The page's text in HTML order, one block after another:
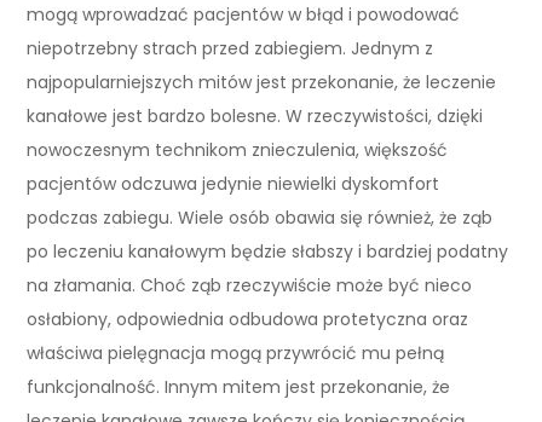
mogą wprowadzać pacjentów w błąd i powodować
niepotrzebny strach przed zabiegiem. Jednym z
najpopularniejszych mitów jest przekonanie, że leczenie
kanałowe jest bardzo bolesne. W rzeczywistości, dzięki
nowoczesnym technikom znieczulenia, większość
pacjentów odczuwa jedynie niewielki dyskomfort
podczas zabiegu. Wiele osób obawia się również, że ząb
po leczeniu kanałowym będzie słabszy i bardziej podatny
na złamania. Choć ząb rzeczywiście może być nieco
osłabiony, odpowiednia odbudowa protetyczna oraz
właściwa pielęgnacja mogą przywrócić mu pełną
funkcjonalność. Innym mitem jest przekonanie, że